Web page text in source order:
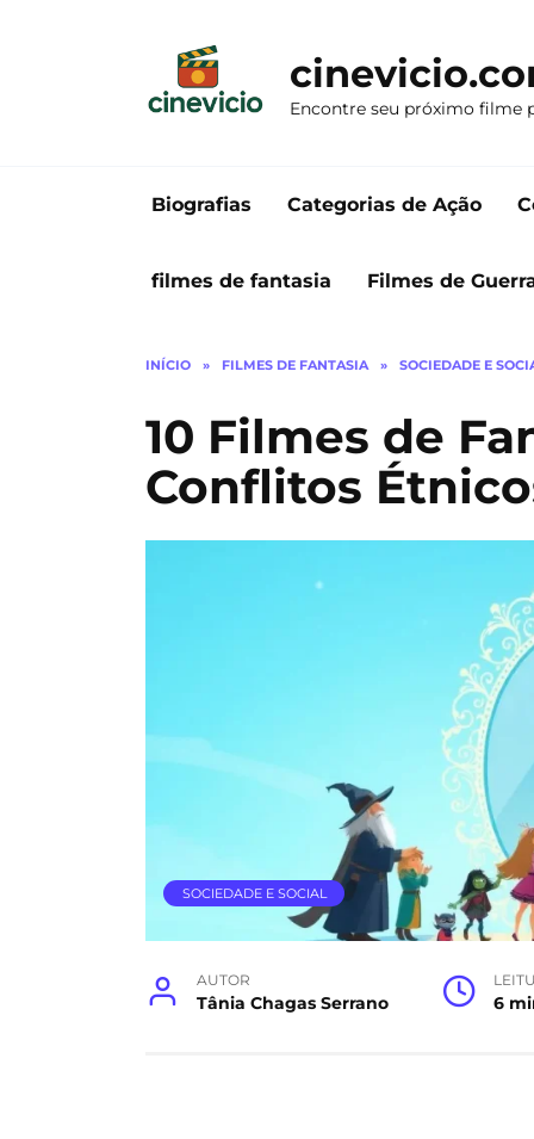
Encontre seu próximo filme
Biografias Categorias de Ação
filmes de fantasia Filmes de
INÍCIO » FILMES DE FANTASIA » SOCIEDADE E
10 Filmes de
Conflitos
SOCIEDADE E SOCIAL
AUTOR
Tânia Chagas Serrano 6